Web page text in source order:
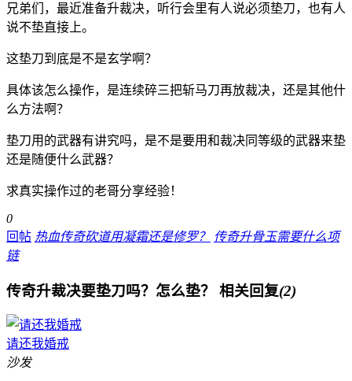
兄弟们，最近准备升裁决，听行会里有人说必须垫刀，也有人
说不垫直接上。
这垫刀到底是不是玄学啊？
具体该怎么操作，是连续碎三把斩马刀再放裁决，还是其他什
么方法啊？
垫刀用的武器有讲究吗，是不是要用和裁决同等级的武器来垫
还是随便什么武器？
求真实操作过的老哥分享经验！
0
回帖 热血传奇砍道用凝霜还是修罗？
传奇升骨玉需要什么项
链
传奇升裁决要垫刀吗？怎么垫？ 相关回复(2)
请还我婚戒
沙发